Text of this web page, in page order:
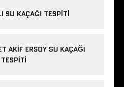
SU KAÇAĞI TESPITI
AKIF ERSOY SU KAÇAĞI
TESPITI